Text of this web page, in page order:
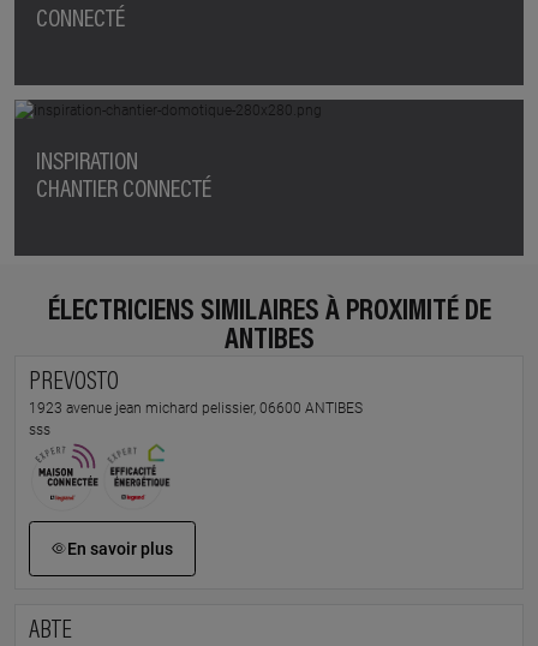
CONNECTÉ
INSPIRATION
CHANTIER CONNECTÉ
ÉLECTRICIENS SIMILAIRES À PROXIMITÉ DE
ANTIBES
PREVOSTO
1923 avenue jean michard pelissier, 06600 ANTIBES
sss
En savoir plus
ABTE